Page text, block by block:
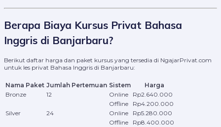
Berapa Biaya Kursus Privat Bahasa
Inggris di Banjarbaru?
Berikut daftar harga dan paket kursus yang tersedia di NgajarPrivat.com
untuk les privat Bahasa Inggris di Banjarbaru:
Nama Paket Jumlah Pertemuan Sistem
Harga
Bronze
12 Online
Rp2.640.000
Offline
Rp4.200.000
Silver
24 Online
Rp5.280.000
Offline
Rp8.400.000